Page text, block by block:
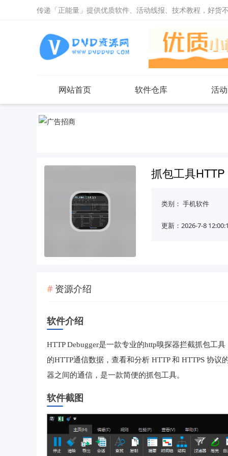
传递「正能量」提供优质软件、活动线报、技术教程，好货
网站首页 软件仓库 活
抓包工具
类别： 手机软件
更新：2026-7-8
资源介绍
软件介绍
HTTP Debugger是一款专业的http嗅探器拦截抓包工
的HTTP通信数据，查看和分析 HTTP 和 HTTPS 协
器之间的通信，是一款简便的抓包工具。
软件截图